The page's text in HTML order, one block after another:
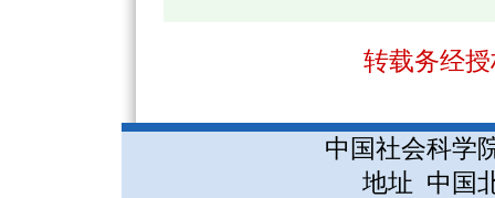
转载务经
中国社会科学
地址 中国